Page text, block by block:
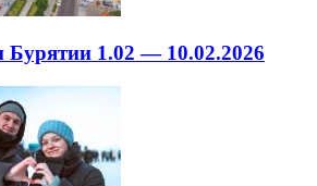
Бурятии 1.02 — 10.02.2026